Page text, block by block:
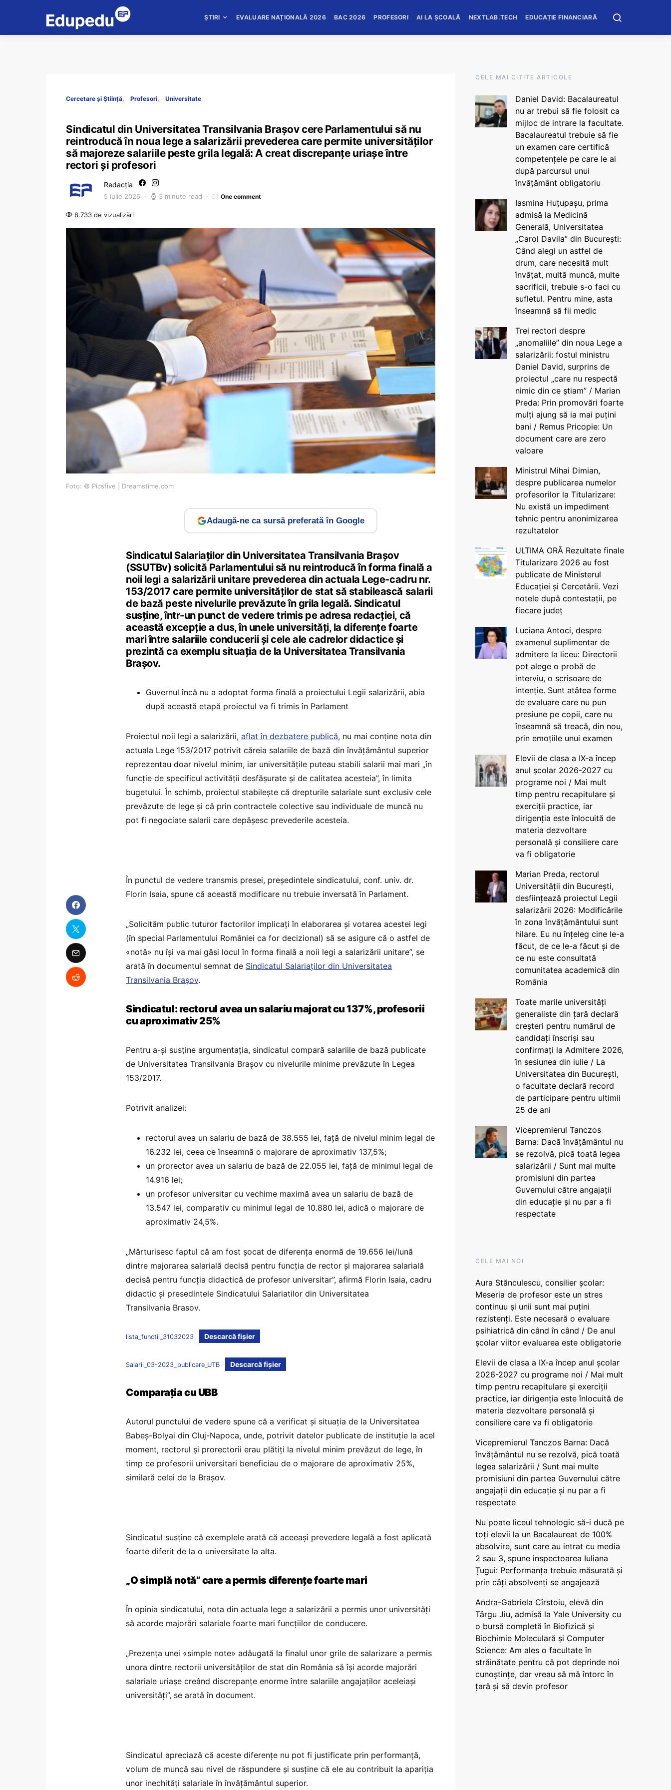
ȘTIRI EVALUARE NAȚIONALĂ 2026 BAC 2026 PROFESORI AI LA ȘCOALĂ NEXTLAB.TECH EDUCAȚIE FINANCIARĂ
Cercetare și Știință Profesori Universitate
Sindicatul din Universitatea Transilvania Brașov cere Parlamentului să nu
reintroducă în noua lege a salarizării prevederea care permite universităților
să majoreze salariile peste grila legală: A creat discrepanțe uriașe între
rectori și profesori
Redacția
5 iulie 2026 3 minute read One comment
8.733 de vizualizări
Foto: © Picsfive | Dreamstime.com
Adaugă-ne ca sursă preferată în Google
Sindicatul Salariaților din Universitatea Transilvania Brașov
(SSUTBv) solicită Parlamentului să nu reintroducă în forma finală a
noii legi a salarizării unitare prevederea din actuala Lege-cadru nr.
153/2017 care permite universităților de stat să stabilească salarii
de bază peste nivelurile prevăzute în grila legală. Sindicatul
susține, într-un punct de vedere trimis pe adresa redacției, că
această excepție a dus, în unele universități, la diferențe foarte
mari între salariile conducerii și cele ale cadrelor didactice și
prezintă ca exemplu situația de la Universitatea Transilvania
Brașov.
Guvernul încă nu a adoptat forma finală a proiectului Legii salarizării, abia
după această etapă proiectul va fi trimis în Parlament
Proiectul noii legi a salarizării, aflat în dezbatere publică, nu mai conține nota din
actuala Lege 153/2017 potrivit căreia salariile de bază din învățământul superior
reprezentau doar nivelul minim, iar universitățile puteau stabili salarii mai mari „în
funcție de specificul activității desfășurate și de calitatea acesteia”, în limita
bugetului. În schimb, proiectul stabilește că drepturile salariale sunt exclusiv cele
prevăzute de lege și că prin contractele colective sau individuale de muncă nu
pot fi negociate salarii care depășesc prevederile acesteia.
În punctul de vedere transmis presei, președintele sindicatului, conf. univ. dr.
Florin Isaia, spune că această modificare nu trebuie inversată în Parlament.
„Solicităm public tuturor factorilor implicați în elaborarea și votarea acestei legi
(în special Parlamentului României ca for decizional) să se asigure că o astfel de
«notă» nu își va mai găsi locul în forma finală a noii legi a salarizării unitare”, se
arată în documentul semnat de Sindicatul Salariaților din Universitatea
Transilvania Brașov.
Sindicatul: rectorul avea un salariu majorat cu 137%, profesorii
cu aproximativ 25%
Pentru a-și susține argumentația, sindicatul compară salariile de bază publicate
de Universitatea Transilvania Brașov cu nivelurile minime prevăzute în Legea
153/2017.
Potrivit analizei:
rectorul avea un salariu de bază de 38.555 lei, față de nivelul minim legal de
16.232 lei, ceea ce înseamnă o majorare de aproximativ 137,5%;
un prorector avea un salariu de bază de 22.055 lei, față de minimul legal de
14.916 lei;
un profesor universitar cu vechime maximă avea un salariu de bază de
13.547 lei, comparativ cu minimul legal de 10.880 lei, adică o majorare de
aproximativ 24,5%.
„Mărturisesc faptul că am fost șocat de diferența enormă de 19.656 lei/lună
dintre majorarea salarială decisă pentru funcția de rector și majorarea salarială
decisă pentru funcția didactică de profesor universitar”, afirmă Florin Isaia, cadru
didactic și presedintele Sindicatului Salariatilor din Universitatea
Transilvania Brasov.
lista_functii_31032023 Descarcă fișier
Salarii_03-2023_publicare_UTB Descarcă fișier
Comparația cu UBB
Autorul punctului de vedere spune că a verificat și situația de la Universitatea
Babeș-Bolyai din Cluj-Napoca, unde, potrivit datelor publicate de instituție la acel
moment, rectorul și prorectorii erau plătiți la nivelul minim prevăzut de lege, în
timp ce profesorii universitari beneficiau de o majorare de aproximativ 25%,
similară celei de la Brașov.
Sindicatul susține că exemplele arată că aceeași prevedere legală a fost aplicată
foarte diferit de la o universitate la alta.
„O simplă notă” care a permis diferențe foarte mari
În opinia sindicatului, nota din actuala lege a salarizării a permis unor universități
să acorde majorări salariale foarte mari funcțiilor de conducere.
„Prezența unei «simple note» adăugată la finalul unor grile de salarizare a permis
unora dintre rectorii universităților de stat din România să își acorde majorări
salariale uriașe creând discrepanțe enorme între salariile angajaților aceleiași
universități”, se arată în document.
Sindicatul apreciază că aceste diferențe nu pot fi justificate prin performanță,
volum de muncă sau nivel de răspundere și susține că ele au contribuit la apariția
unor inechități salariale în învățământul superior.
CELE MAI CITITE ARTICOLE
Daniel David: Bacalaureatul
nu ar trebui să fie folosit ca
mijloc de intrare la facultate.
Bacalaureatul trebuie să fie
un examen care certifică
competențele pe care le ai
după parcursul unui
învățământ obligatoriu
Iasmina Huțupașu, prima
admisă la Medicină
Generală, Universitatea
„Carol Davila” din București:
Când alegi un astfel de
drum, care necesită mult
învățat, multă muncă, multe
sacrificii, trebuie s-o faci cu
sufletul. Pentru mine, asta
înseamnă să fii medic
Trei rectori despre
„anomaliile” din noua Lege a
salarizării: fostul ministru
Daniel David, surprins de
proiectul „care nu respectă
nimic din ce știam” / Marian
Preda: Prin promovări foarte
mulți ajung să ia mai puțini
bani / Remus Pricopie: Un
document care are zero
valoare
Ministrul Mihai Dimian,
despre publicarea numelor
profesorilor la Titularizare:
Nu există un impediment
tehnic pentru anonimizarea
rezultatelor
ULTIMA ORĂ Rezultate finale
Titularizare 2026 au fost
publicate de Ministerul
Educației și Cercetării. Vezi
notele după contestații, pe
fiecare județ
Luciana Antoci, despre
examenul suplimentar de
admitere la liceu: Directorii
pot alege o probă de
interviu, o scrisoare de
intenție. Sunt atâtea forme
de evaluare care nu pun
presiune pe copii, care nu
înseamnă să treacă, din nou,
prin emoțiile unui examen
Elevii de clasa a IX-a încep
anul școlar 2026-2027 cu
programe noi / Mai mult
timp pentru recapitulare și
exerciții practice, iar
dirigenția este înlocuită de
materia dezvoltare
personală și consiliere care
va fi obligatorie
Marian Preda, rectorul
Universității din București,
desființează proiectul Legii
salarizării 2026: Modificările
în zona învățământului sunt
hilare. Eu nu înțeleg cine le-a
făcut, de ce le-a făcut și de
ce nu este consultată
comunitatea academică din
România
Toate marile universități
generaliste din țară declară
creșteri pentru numărul de
candidați înscriși sau
confirmați la Admitere 2026,
în sesiunea din iulie / La
Universitatea din București,
o facultate declară record
de participare pentru ultimii
25 de ani
Vicepremierul Tanczos
Barna: Dacă învățământul nu
se rezolvă, pică toată legea
salarizării / Sunt mai multe
promisiuni din partea
Guvernului către angajații
din educație și nu par a fi
respectate
CELE MAI NOI
Aura Stănculescu, consilier școlar:
Meseria de profesor este un stres
continuu și unii sunt mai puțini
rezistenți. Este necesară o evaluare
psihiatrică din când în când / De anul
școlar viitor evaluarea este obligatorie
Elevii de clasa a IX-a încep anul școlar
2026-2027 cu programe noi / Mai mult
timp pentru recapitulare și exerciții
practice, iar dirigenția este înlocuită de
materia dezvoltare personală și
consiliere care va fi obligatorie
Vicepremierul Tanczos Barna: Dacă
învățământul nu se rezolvă, pică toată
legea salarizării / Sunt mai multe
promisiuni din partea Guvernului către
angajații din educație și nu par a fi
respectate
Nu poate liceul tehnologic să-i ducă pe
toți elevii la un Bacalaureat de 100%
absolvire, sunt care au intrat cu media
2 sau 3, spune inspectoarea Iuliana
Țugui: Performanța trebuie măsurată și
prin câți absolvenți se angajează
Andra-Gabriela Cîrstoiu, elevă din
Târgu Jiu, admisă la Yale University cu
o bursă completă în Biofizică și
Biochimie Moleculară și Computer
Science: Am ales o facultate în
străinătate pentru că pot deprinde noi
cunoștințe, dar vreau să mă întorc în
țară și să devin profesor